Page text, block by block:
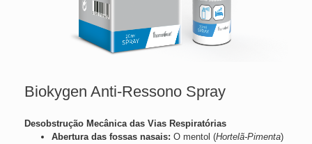
Biokygen Anti-Ressono Spray
Desobstrução Mecânica das Vias Respiratórias
Abertura das fossas nasais: O mentol (Hortelã-Pimenta)